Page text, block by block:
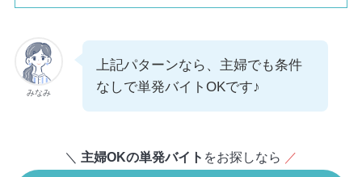
みなみ
上記パターンなら、主婦でも条件
なしで単発バイトOKです♪
＼ 主婦OKの単発バイト をお探しなら ／